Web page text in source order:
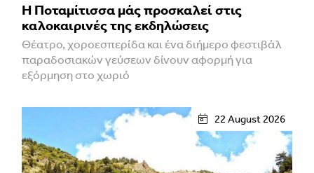
Η Ποταμίτισσα μάς προσκαλεί στις
καλοκαιρινές της εκδηλώσεις
Θέατρο, χοροεσπερίδα και ένα διήμερο φεστιβάλ
παραδοσιακών γεύσεων δίνουν αφορμή για
εξόρμηση στο χωριό
22 August 2026